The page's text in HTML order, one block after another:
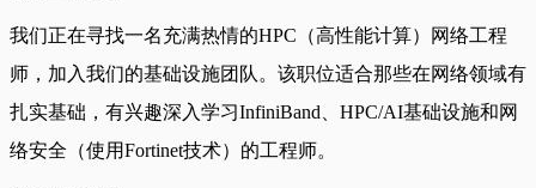
我们正在寻找一名充满热情的HPC（高性能计算）网络工程
师，加入我们的基础设施团队。该职位适合那些在网络领域有
扎实基础，有兴趣深入学习InfiniBand、HPC/AI基础设施和网
络安全（使用Fortinet技术）的工程师。